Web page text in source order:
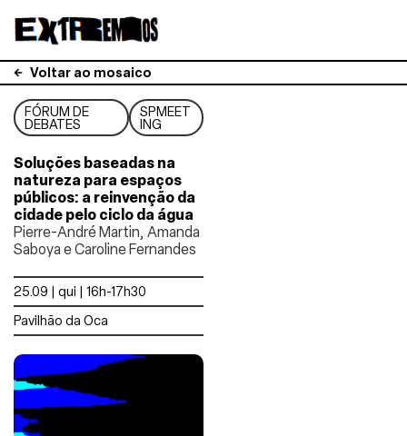
Voltar ao mosaico
FÓRUM DE
DEBATES
SPMEET
ING
Soluções baseadas na
natureza para espaços
públicos: a reinvenção da
cidade pelo ciclo da água
Pierre-André Martin, Amanda
Saboya e Caroline Fernandes
25.09 | qui | 16h-17h30
Pavilhão da Oca